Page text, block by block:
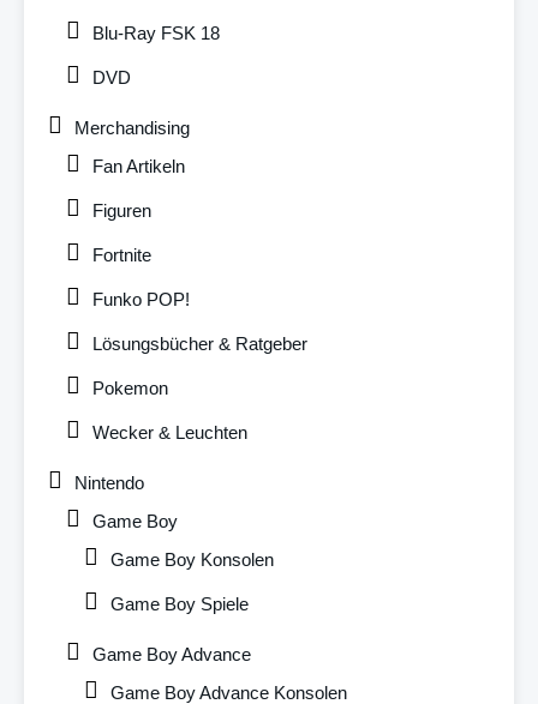
Blu-Ray FSK 18
DVD
Merchandising
Fan Artikeln
Figuren
Fortnite
Funko POP!
Lösungsbücher & Ratgeber
Pokemon
Wecker & Leuchten
Nintendo
Game Boy
Game Boy Konsolen
Game Boy Spiele
Game Boy Advance
Game Boy Advance Konsolen